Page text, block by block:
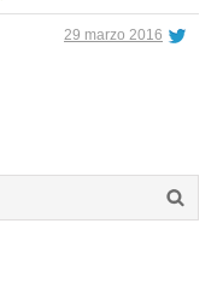
29 marzo 2016